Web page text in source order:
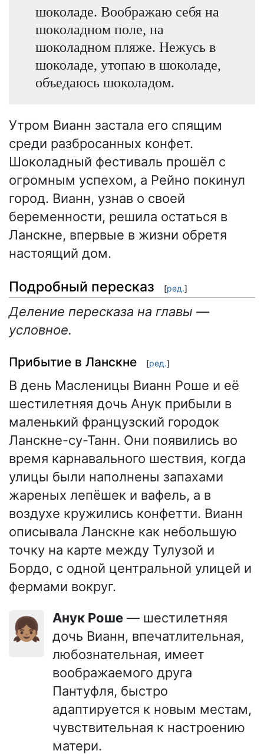
шоколаде. Воображаю себя на
шоколадном поле, на
шоколадном пляже. Нежусь в
шоколаде, утопаю в шоколаде,
объедаюсь шоколадом.
Утром Вианн застала его спящим
среди разбросанных конфет.
Шоколадный фестиваль прошёл с
огромным успехом, а Рейно покинул
город. Вианн, узнав о своей
беременности, решила остаться в
Ланскне, впервые в жизни обретя
настоящий дом.
Подробный пересказ [ред.]
Деление пересказа на главы —
условное.
Прибытие в Ланскне [ред.]
В день Масленицы Вианн Роше и её
шестилетняя дочь Анук прибыли в
маленький французский городок
Ланскне-су-Танн. Они появились во
время карнавального шествия, когда
улицы были наполнены запахами
жареных лепёшек и вафель, а в
воздухе кружились конфетти. Вианн
описывала Ланскне как небольшую
точку на карте между Тулузой и
Бордо, с одной центральной улицей и
фермами вокруг.
👧🏽 Анук Роше — шестилетняя
дочь Вианн, впечатлительная,
любознательная, имеет
воображаемого друга
Пантуфля, быстро
адаптируется к новым местам,
чувствительная к настроению
матери.